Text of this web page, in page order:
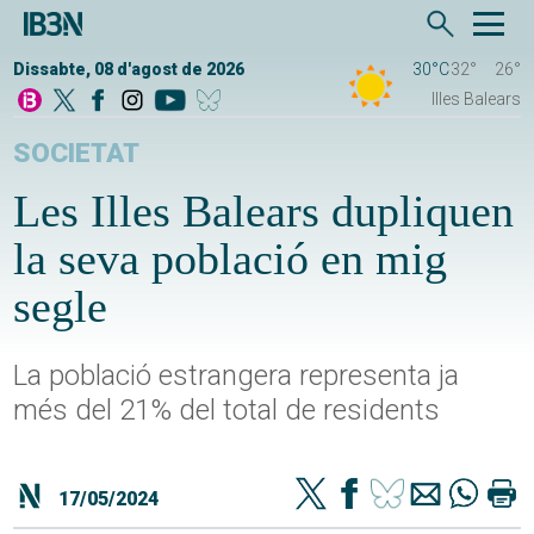
Dissabte, 08 d'agost de 2026 30°C32°
26°
Illes Balears
SOCIETAT
Les Illes Balears dupliquen
la seva població en mig
segle
La població estrangera representa ja
més del 21% del total de residents
17/05/2024